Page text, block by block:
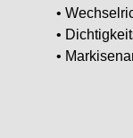
•
•
•